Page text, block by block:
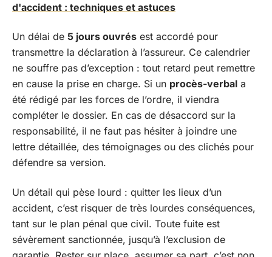
d'accident : techniques et astuces
Un délai de 5 jours ouvrés est accordé pour
transmettre la déclaration à l’assureur. Ce calendrier
ne souffre pas d’exception : tout retard peut remettre
en cause la prise en charge. Si un procès-verbal a
été rédigé par les forces de l’ordre, il viendra
compléter le dossier. En cas de désaccord sur la
responsabilité, il ne faut pas hésiter à joindre une
lettre détaillée, des témoignages ou des clichés pour
défendre sa version.
Un détail qui pèse lourd : quitter les lieux d’un
accident, c’est risquer de très lourdes conséquences,
tant sur le plan pénal que civil. Toute fuite est
sévèrement sanctionnée, jusqu’à l’exclusion de